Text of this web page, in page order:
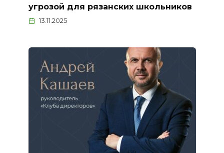
угрозой для рязанских школьников
13.11.2025